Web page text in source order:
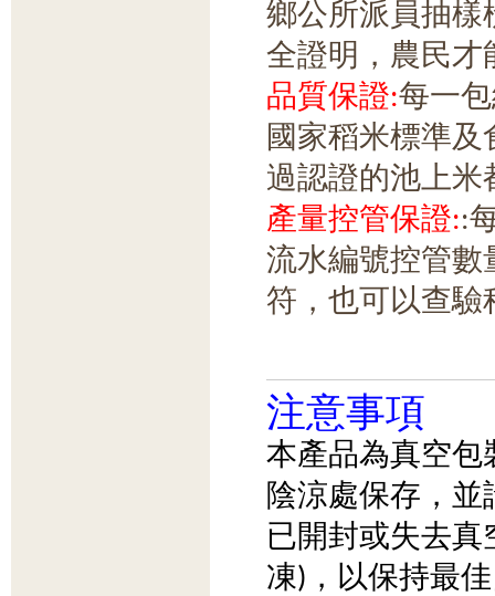
鄉公所派員抽樣
全證明，農民才
品質保證:每一
國家稻米標準及
過認證的池上米
產量控管保證::
流水編號控管數
符，也可以查驗
注意事項
本產品為真空包
陰涼處保存，
已開封或失去
凍)，以保持最